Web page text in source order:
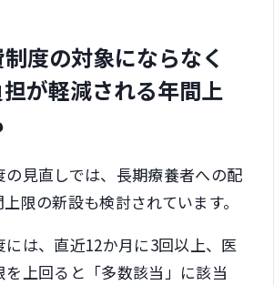
度の対象にならなく
が軽減される年間上
の見直しでは、長期療養者への配
限の新設も検討されています。
には、直近12か月に3回以上、医
を上回ると「多数該当」に該当